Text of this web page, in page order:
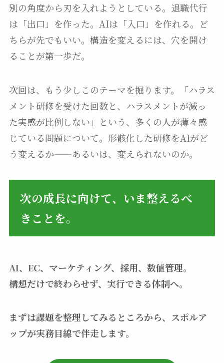
別の角度から刃を入れようとしている。退職代行
は「出口」を作った。AIは「入口」を作れる。ど
ちらが先でもいい。構造を変えるには、穴を開け
ることが第一歩だ。
次回は、もう少しこのテーマを掘ります。「ハラス
メント研修を受けた回数と、ハラスメントが減っ
た実感が比例しない」という、多くの人が薄々感
じている問題について。形骸化した研修をAIがど
う変えるか——あるいは、変えられないのか。
次の成長に向けて、いま整えるべ
きことを。
AI、EC、マーケティング、採用、数値管理。
構想だけで終わらせず、実行できる体制へ。
まずは課題を整理してみるところから、スポルア
ップが実務目線で伴走します。